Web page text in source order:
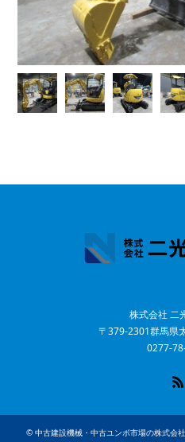
株式会社 二
〒379-2301群馬県
0277-
© 中古建設機械・中古ユンボ市場の株式会